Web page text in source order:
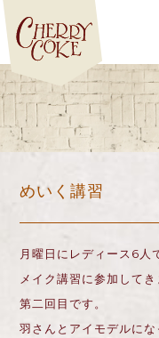
めいく講習
月曜日にレディース6人
メイク講習に参加して
第二回目です。
羽さんとアイモデルにな